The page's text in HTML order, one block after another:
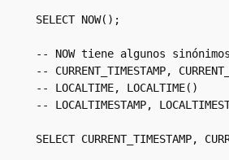
SELECT NOW();
-- NOW tiene algunos
-- CURRENT_TIMESTAMP,
-- LOCALTIME, LOCALTIME()
-- LOCALTIMESTAMP,
SELECT CURRENT_TIMESTAMP,